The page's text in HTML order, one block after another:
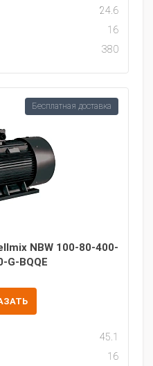
24.6
16
380
NBW 100-80-400-
G-BQQE
45.1
16
Бесплатная доставка